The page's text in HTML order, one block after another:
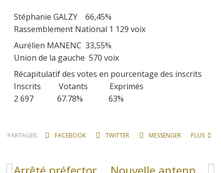
Stéphanie GALZY 66,45%
Rassemblement National 1 129 voix
Aurélien MANENC 33,55%
Union de la gauche 570 voix
Récapitulatif des votes en pourcentage des inscrits
Inscrits Votants Exprimés
2 697 67.78% 63%
PARTAGER: FACEBOOK TWITTER MESSENGER PLUS